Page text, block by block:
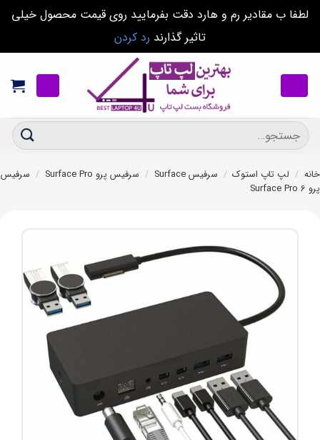
لطفا ب مقادیر رم و هارد دقت بفرمایید روی قیمت محصول خیلی
تاثیر گذارند رد کردن
content
جستجو
برای:
خانه / لپ تاپ استوک / سرفیس Surface / سرفیس پرو Surface Pro / سرفیس
پرو Surface Pro 6